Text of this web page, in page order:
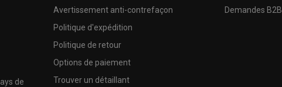
de
Avertissement anti-contrefaçon
Politique d'expédition
Politique de retour
Options de paiement
Trouver un détaillant
Demandes B2B